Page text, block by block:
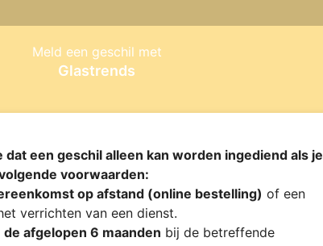
Meld een geschil met
Glastrends
dat een geschil alleen kan worden ingediend als je
voorwaarden:
op afstand (online bestelling) of een
verrichten van een dienst.
de afgelopen 6 maanden bij de betreffende